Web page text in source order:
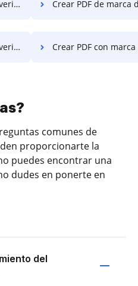
web Crear PDF de marca de
Crear PDF con marca de verificación en
comunes de
proporcionarte la
puedes encontrar una
dudes en ponerte en
del